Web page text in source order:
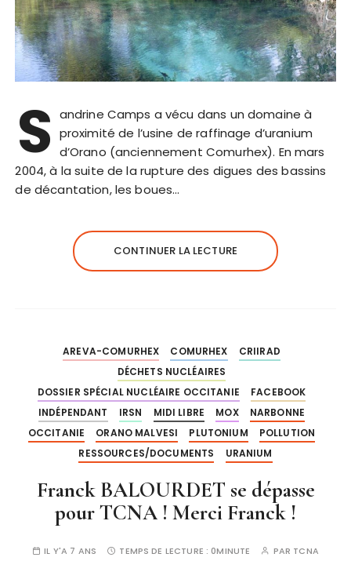
S andrine Camps a vécu dans un domaine à
proximité de l’usine de raffinage d’uranium
d’Orano (anciennement Comurhex). En mars
2004, à la suite de la rupture des digues des bassins
de décantation, les boues…
CONTINUER LA LECTURE
AREVA-COMURHEX COMURHEX
CRIIRAD
DÉCHETS NUCLÉAIRES
DOSSIER SPÉCIAL NUCLÉAIRE OCCITANIE
FACEBOOK
INDÉPENDANT
IRSN MIDI LIBRE MOX
NARBONNE
OCCITANIE
ORANO MALVESI PLUTONIUM
POLLUTION
RESSOURCES/DOCUMENTS
URANIUM
Franck BALOURDET se dépasse
pour TCNA ! Merci Franck !
IL Y'A 7 ANS TEMPS DE LECTURE : 0MINUTE PAR TCNA